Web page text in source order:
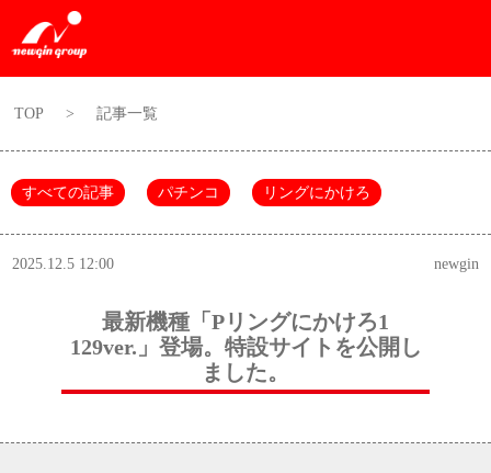
TOP > 記事一覧
すべての記事 パチンコ リングにかけろ
2025.12.5 12:00 newgin
最新機種「Pリングにかけろ1
129ver.」登場。特設サイトを公開し
ました。